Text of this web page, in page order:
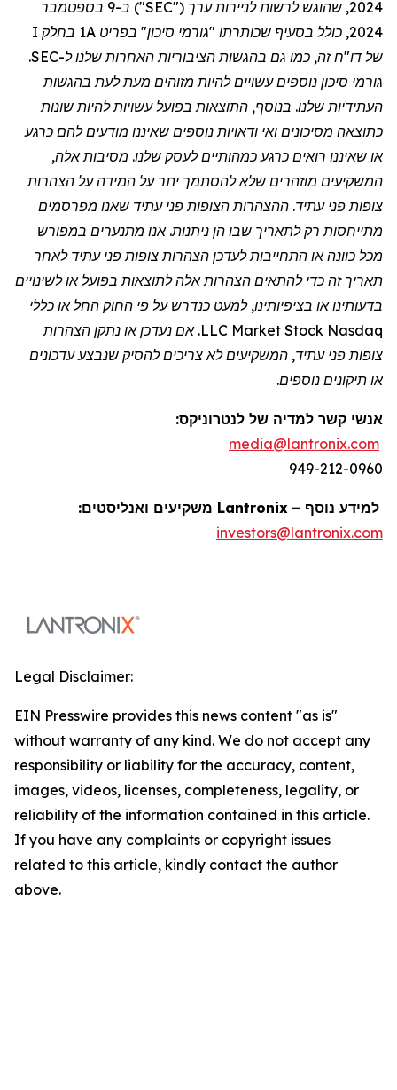
2024, שהוגש לרשות לניירות ערך ("SEC") ב-9 בספטמבר
2024, כולל בסעיף שכותרתו "גורמי סיכון" בפריט 1A בחלק I
של דו"
ח זה, כמו גם בהגשות הציבוריות האחרות שלנו ל-SEC.
גורמי סיכון נוספים עשויים להיות מזוהים מעת לעת בהגשות
העתידיות שלנו. בנוסף, התוצאות בפועל עשויות להיות שונות
כתוצאה מסיכונים ואי ודאויות נוספים שאיננו מודעים להם כרגע
או שאיננו רואים כרגע כמהותיים לעסק שלנו. מסיבות אלה,
המשקיעים מוזהרים שלא להסתמך יתר על המידה על הצהרות
צופות פני עתיד. ההצהרות הצופות פני עתיד שאנו מפרסמים
מתייחסות רק לתאריך שבו הן ניתנות. אנו מתנערים במפורש
מכל כוונה או התחייבות לעדכן הצהרות צופות פני עתיד לאחר
תאריך זה כדי להתאים הצהרות אלה לתוצאות בפועל או לשינויים
בדעותינו או בציפיותינו, למעט כנדרש על פי החוק החל או כללי
Nasdaq
Market
LLC. אם נעדכן או נתקן הצהרות
צופות פני עתיד, המשקיעים לא צריכים להסיק שנבצע עדכונים
או תיקונים נוספים.
אנשי קשר למדיה של לנטרוניקס:
media@lantronix.com
949-212-0960
למידע נוסף – Lantronix משקיעים ואנליסטים:
investors@lantronix.com
Legal Disclaimer:
EIN Presswire provides this news content "as is"
without warranty of any kind. We do not accept any
responsibility or liability for the accuracy, content,
images, videos, licenses, completeness, legality, or
reliability of the information contained in this article.
If you have any complaints or copyright issues
related to this article, kindly contact the author
above.